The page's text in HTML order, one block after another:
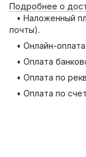
Подробнее о
• Наложенный
почты).
• Онлайн-
• Оплата
• Оплата по
• Оплата по